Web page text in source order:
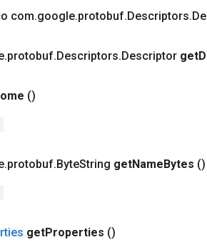
com.google.protobuf.Descriptors.
.protobuf.Descriptors.Descriptor get
()
.protobuf.ByteString getNameBytes ()
getProperties ()